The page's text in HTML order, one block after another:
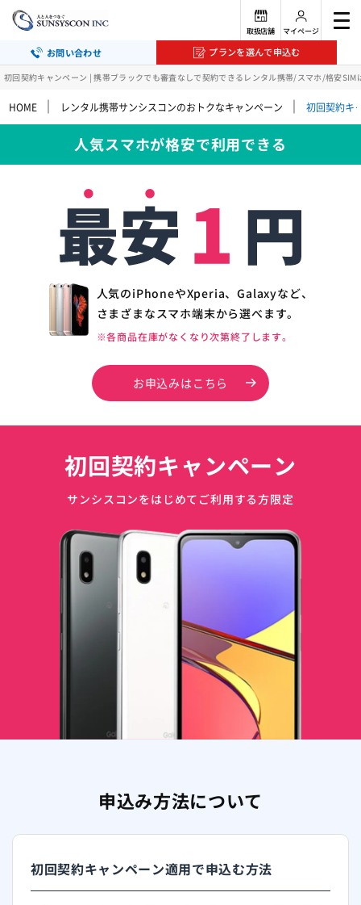
初回契約キャンペーン | 携帯ブラックでも審査なしで契約できるレンタル携帯/スマホ/格安SIM
お問い合わせ プランを選んで申込む
取扱店舗 マイページ
HOME ｜ レンタル携帯サンシスコンのおトクなキャンペーン ｜ 初回契約キ
人気スマホが格安で利用できる
人気のiPhoneやXperia、Galaxyなど、
さまざまなスマホ端末から選べます。
※各商品在庫がなくなり次第終了します。
お申込みはこちら
初回契約キャンペーン
サンシスコンをはじめてご利用する方限定
申込み方法について
初回契約キャンペーン適用で申込む方法